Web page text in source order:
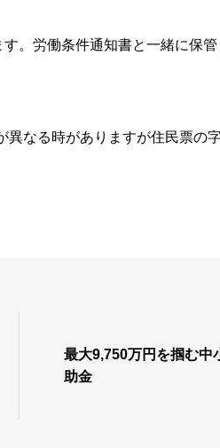
。労働条件通知書と一緒に保管
なる時がありますが住民票の
最大9,750万円を掴む中
助金